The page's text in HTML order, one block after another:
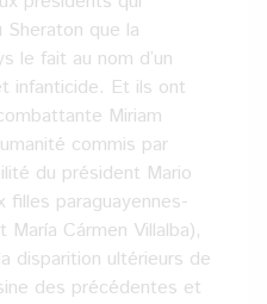
Sheraton que la
le fait au nom d’un
infanticide. Et ils ont
Miriam
commis par
du président Mario
paraguayennes-
María Cármen Villalba),
disparition ultérieurs de
des précédentes et